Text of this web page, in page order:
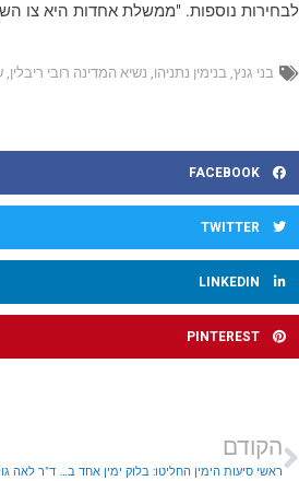
נוספות. "ממשלת אחדות היא צו
בני גנץ,בנימין נתניהו,נשיא המדינה רובי ריבלין,
FACEBOOK
TWITTER
LINKEDIN
PINTEREST
הקודם
ראשי סיעות הימין החליטו: בלוק ימין אחד בהובלת נתניהו